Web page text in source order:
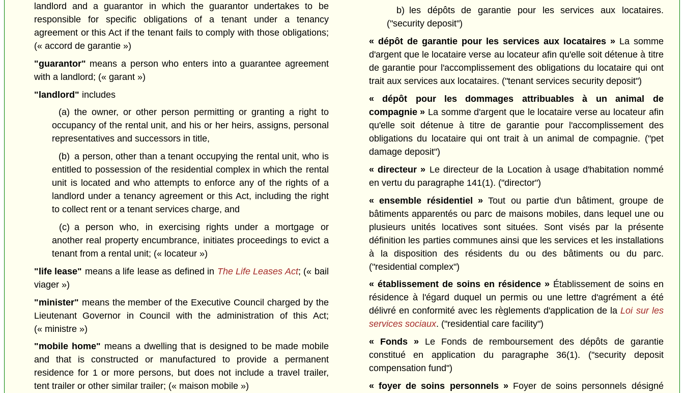
landlord and a guarantor in which the guarantor undertakes to be
responsible for specific obligations of a tenant under a tenancy
agreement or this Act if the tenant fails to comply with those obligations;
(« accord de garantie »)
"guarantor" means a person who enters into a guarantee agreement
with a landlord; (« garant »)
"landlord" includes
(a) the owner, or other person permitting or granting a right to
occupancy of the rental unit, and his or her heirs, assigns, personal
representatives and successors in title,
(b) a person, other than a tenant occupying the rental unit, who is
entitled to possession of the residential complex in which the rental
unit is located and who attempts to enforce any of the rights of a
landlord under a tenancy agreement or this Act, including the right
to collect rent or a tenant services charge, and
(c) a person who, in exercising rights under a mortgage or
another real property encumbrance, initiates proceedings to evict a
tenant from a rental unit; (« locateur »)
"life lease" means a life lease as defined in The Life Leases Act; (« bail
viager »)
"minister" means the member of the Executive Council charged by the
Lieutenant Governor in Council with the administration of this Act;
(« ministre »)
"mobile home" means a dwelling that is designed to be made mobile
and that is constructed or manufactured to provide a permanent
residence for 1 or more persons, but does not include a travel trailer,
tent trailer or other similar trailer; (« maison mobile »)
b)
les dépôts de garantie pour les services aux locataires.
("security deposit")
« dépôt de garantie pour les services aux locataires »La somme
d'argent que le locataire verse au locateur afin qu'elle soit détenue à titre
de garantie pour l'accomplissement des obligations du locataire qui ont
trait aux services aux locataires. ("tenant services security deposit")
« dépôt pour les dommages attribuables à un animal de
compagnie » La somme d'argent que le locataire verse au locateur afin
qu'elle soit détenue à titre de garantie pour l'accomplissement des
obligations du locataire qui ont trait à un animal de compagnie. ("pet
damage deposit")
« directeur » Le directeur de la Location à usage d'habitation nommé
en vertu du paragraphe 141(1). ("director")
« ensemble résidentiel »Tout ou partie d'un bâtiment, groupe de
bâtiments apparentés ou parc de maisons mobiles, dans lequel une ou
plusieurs unités locatives sont situées. Sont visés par la présente
définition les parties communes ainsi que les services et les installations
à la disposition des résidents du ou des bâtiments ou du parc.
("residential complex")
« établissement de soins en résidence » Établissement de soins en
résidence à l'égard duquel un permis ou une lettre d'agrément a été
délivré en conformité avec les règlements d'application de laLoi sur les
services sociaux. ("residential care facility")
« Fonds »Le Fonds de remboursement des dépôts de garantie
constitué en application du paragraphe 36(1). ("security deposit
compensation fund")
« foyer de soins personnels »Foyer de soins personnels désigné